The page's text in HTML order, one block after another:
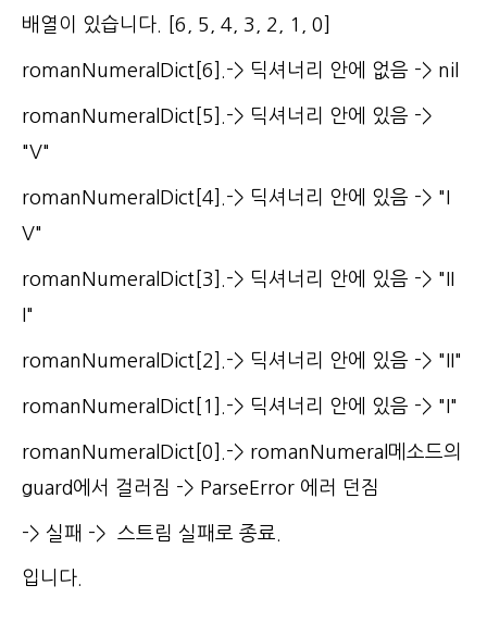
배열이 있습니다. [6, 5, 4, 3, 2, 1, 0]
romanNumeralDict[6].-> 딕셔너리 안에 없음 -> nil
romanNumeralDict[5].-> 딕셔너리 안에 있음 ->
"V"
romanNumeralDict[4].-> 딕셔너리 안에 있음 -> "I
V"
romanNumeralDict[3].-> 딕셔너리 안에 있음 -> "II
I"
romanNumeralDict[2].-> 딕셔너리 안에 있음 -> "II"
romanNumeralDict[1].-> 딕셔너리 안에 있음 -> "I"
romanNumeralDict[0].-> romanNumeral메소드의
guard에서 걸러짐 -> ParseError 에러 던짐
-> 실패 -> 스트림 실패로 종료.
입니다.